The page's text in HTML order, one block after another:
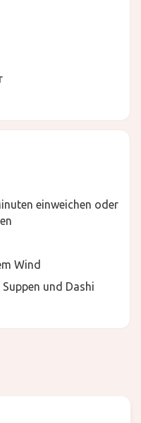
einweichen oder
Wind
und Dashi